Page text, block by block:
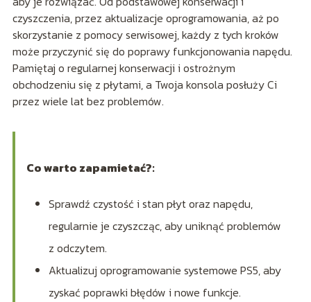
czyszczenia, przez aktualizacje oprogramowania, aż po
skorzystanie z pomocy serwisowej, każdy z tych kroków
może przyczynić się do poprawy funkcjonowania napędu.
Pamiętaj o regularnej konserwacji i ostrożnym
obchodzeniu się z płytami, a Twoja konsola posłuży Ci
przez wiele lat bez problemów.
Co warto zapamietać?:
Sprawdź czystość i stan płyt oraz napędu,
regularnie je czyszcząc, aby uniknąć problemów
z odczytem.
Aktualizuj oprogramowanie systemowe PS5, aby
zyskać poprawki błędów i nowe funkcje.